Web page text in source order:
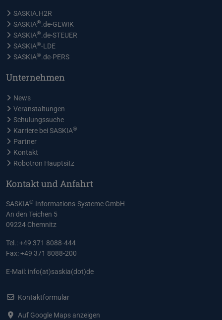
SASKIA.H2R
SASKIA®.de-GEWIK
SASKIA®.de-STEUER
SASKIA®-LDE
SASKIA®.de-PERS
Unternehmen
News
Veranstaltungen
Schulungssuche
Karriere bei SASKIA®
Partner
Kontakt
Robotron Hauptsitz
Kontakt und Anfahrt
SASKIA® Informations-Systeme GmbH
An den Teichen 5
09224 Chemnitz
Tel.: +49 371 8088-444
Fax: +49 371 8088-200
E-Mail: info(at)saskia(dot)de
Kontaktformular
Auf Google Maps anzeigen